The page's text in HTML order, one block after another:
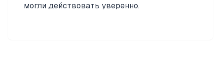
могли действовать уверенно.